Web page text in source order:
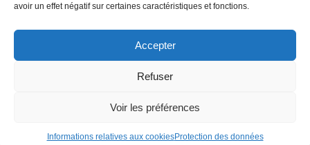
avoir un effet négatif sur certaines caractéristiques et fonctions.
Accepter
Refuser
Voir les préférences
Informations relatives aux cookiesProtection des données
Accessibilité : non conforme